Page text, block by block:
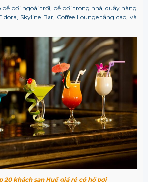
bể bơi ngoài trời, bể bơi trong nhà, quầy hàng
Skyline Bar, Coffee Lounge tầng cao, và
20 khách sạn Huế giá rẻ có hồ bơi